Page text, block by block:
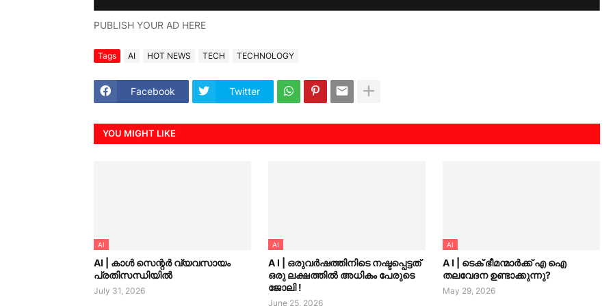
PUBLISH YOUR AD HERE
Tags AI HOT NEWS TECH TECHNOLOGY
Facebook Twitter
YOU MIGHT LIKE
AI
AI | കാൾ സെന്റർ വ്യവസായം
പ്രതിസന്ധിയിൽ
July 31, 2026
AI
A I | ഒരുവർഷത്തിനിടെ നഷ്ടപ്പെട്ടത്
ഒരു ലക്ഷത്തിൽ അധികം പേരുടെ
ജോലി !
June 25, 2026
AI
A I | ടെക് ഭീമന്മാർക്ക് എ ഐ
തലവേദന ഉണ്ടാക്കുന്നു?
May 29, 2026